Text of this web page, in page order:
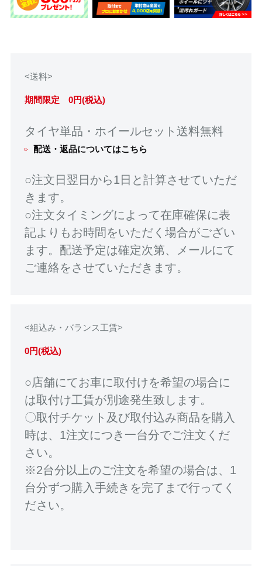
<送料>
期間限定 0円(税込)
タイヤ単品・ホイールセット送料無料
配送・返品についてはこちら
○注文日翌日から1日と計算させていただ
きます。
○注文タイミングによって在庫確保に表
記よりもお時間をいただく場合がござい
ます。配送予定は確定次第、メールにて
ご連絡をさせていただきます。
<組込み・バランス工賃>
0円(税込)
○店舗にてお車に取付けを希望の場合に
は取付け工賃が別途発生致します。
〇取付チケット及び取付込み商品を購入
時は、1注文につき一台分でご注文くだ
さい。
※2台分以上のご注文を希望の場合は、1
台分ずつ購入手続きを完了まで行ってく
ださい。